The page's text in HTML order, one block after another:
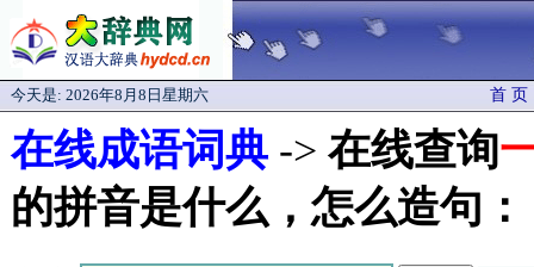
今天是: 2026年8月8日星期六 首 页
在线成语词典 -> 在线查询
的拼音是什么，怎么造句：